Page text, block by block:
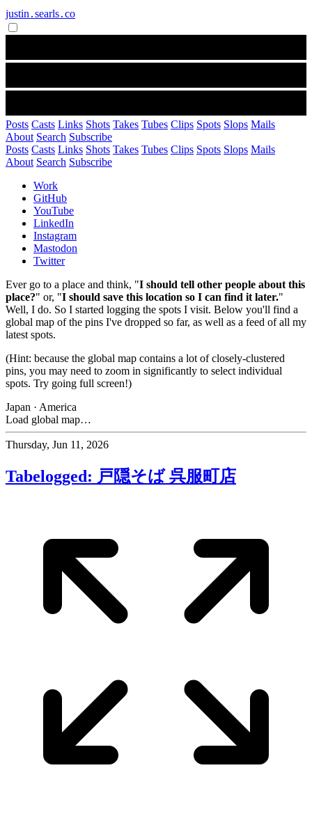
justin․searls․co
Posts Casts Links Shots Takes Tubes Clips Spots Slops Mails
About Search Subscribe
Posts Casts Links Shots Takes Tubes Clips Spots Slops Mails
About Search Subscribe
Work
GitHub
YouTube
LinkedIn
Instagram
Mastodon
Twitter
Ever go to a place and think, "I should tell other people about this
place?" or, "I should save this location so I can find it later."
Well, I do. So I started logging the spots I visit. Below you'll find a
global map of the pins I've dropped so far, as well as a feed of all my
latest spots.
(Hint: because the global map contains a lot of closely-clustered
pins, you may need to zoom in significantly to select individual
spots. Try going full screen!)
Japan · America
Load global map…
Thursday, Jun 11, 2026
Tabelogged: 戸隠そば 呉服町店